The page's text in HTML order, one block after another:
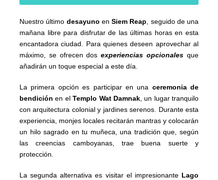
Nuestro último desayuno en Siem Reap, seguido de una
mañana libre para disfrutar de las últimas horas en esta
encantadora ciudad. Para quienes deseen aprovechar al
máximo, se ofrecen dosexperiencias opcionales que
añadirán un toque especial a este día.
La primera opción es participar en una ceremonia de
bendición en elTemplo Wat Damnak, un lugar tranquilo
con arquitectura colonial y jardines serenos. Durante esta
experiencia, monjes locales recitarán mantras y colocarán
un hilo sagrado en tu muñeca, una tradición que, según
las creencias camboyanas, trae buena suerte y
protección.
La segunda alternativa es visitar el impresionante Lago